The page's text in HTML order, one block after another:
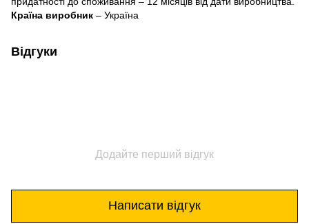
Країна виробник – Україна
Відгуки
Додайте перший відгук
Написати відгук